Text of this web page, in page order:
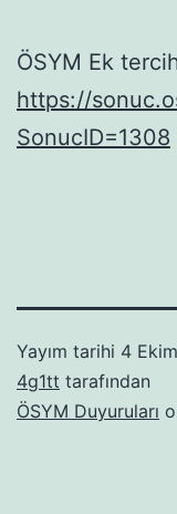
ÖSYM Ek
https://
SonucID=1308
Yayım tarihi 4
4g1tt tarafından
ÖSYM Duyuruları